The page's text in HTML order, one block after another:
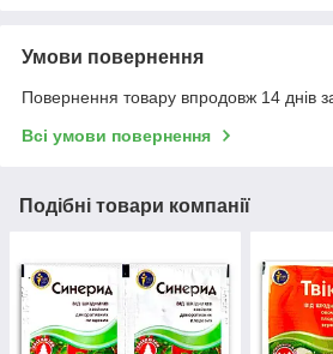
Умови повернення
Повернення товару впродовж 14 днів
Всі умови повернення
Подібні товари компанії